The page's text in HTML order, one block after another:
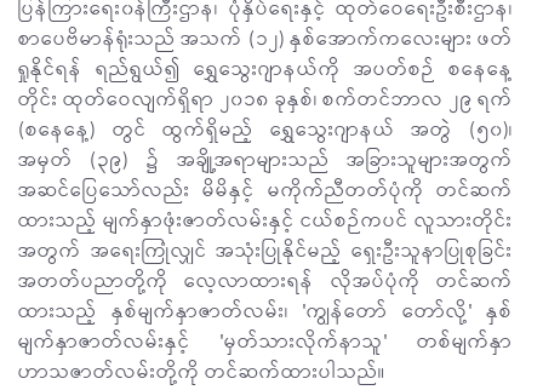
ပြန်ကြားရေး၀န်ကြီးဌာန၊ ပုံနှိပ်ရေးနှင့် ထုတ်ဝေရေးဦးစီးဌာန၊
စာပေဗိမာန်ရုံးသည် အသက် (၁၂) နှစ်အောက်ကလေးများ ဖတ်
ရှုနိုင်ရန် ရည်ရွယ်၍ ရွှေသွေးဂျာနယ်ကို အပတ်စဉ် စနေနေ့
တိုင်း ထုတ်ဝေလျက်ရှိရာ ၂၀၁၈ ခုနှစ်၊ စက်တင်ဘာလ ၂၉ ရက်
(စနေနေ့) တွင် ထွက်ရှိမည့် ရွှေသွေးဂျာနယ် အတွဲ (၅၀)၊
အမှတ် (၃၉) ၌ အချို့အရာများသည် အခြားသူများအတွက်
အဆင်ပြေသော်လည်း မိမိနှင့် မကိုက်ညီတတ်ပုံကို တင်ဆက်
ထားသည့် မျက်နှာဖုံးဇာတ်လမ်းနှင့် ငယ်စဉ်ကပင် လူသားတိုင်း
အတွက် အရေးကြုံလျှင် အသုံးပြုနိုင်မည့် ရှေးဦးသူနာပြုစုခြင်း
အတတ်ပညာတို့ကို လေ့လာထားရန် လိုအပ်ပုံကို တင်ဆက်
ထားသည့် နှစ်မျက်နှာဇာတ်လမ်း၊ 'ကျွန်တော် တော်လို့' နှစ်
မျက်နှာဇာတ်လမ်းနှင့် 'မှတ်သားလိုက်နာသူ' တစ်မျက်နှာ
ဟာသဇာတ်လမ်းတို့ကို တင်ဆက်ထားပါသည်။